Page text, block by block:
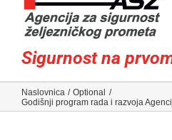
Sigurnost na
Naslovnica
Optional
Godišnji program rada i razvoja